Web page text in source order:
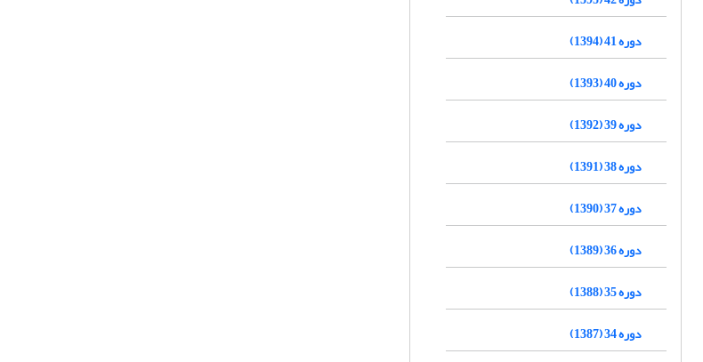
دوره 41 (1394)
دوره 40 (1393)
دوره 39 (1392)
دوره 38 (1391)
دوره 37 (1390)
دوره 36 (1389)
دوره 35 (1388)
دوره 34 (1387)